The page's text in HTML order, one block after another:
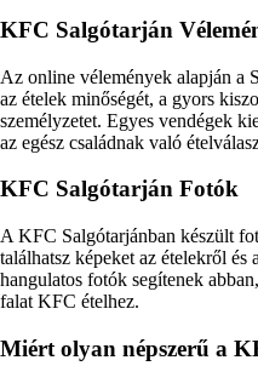
KFC Salgótarján
Az online vélemények alapján a
az ételek minőségét, a gyors
személyzetet. Egyes vendégek
az egész családnak való
KFC Salgótarján Fotók
A KFC Salgótarjánban készült
találhatsz képeket az ételekről
hangulatos fotók segítenek
falat KFC ételhez.
Miért olyan népszerű a